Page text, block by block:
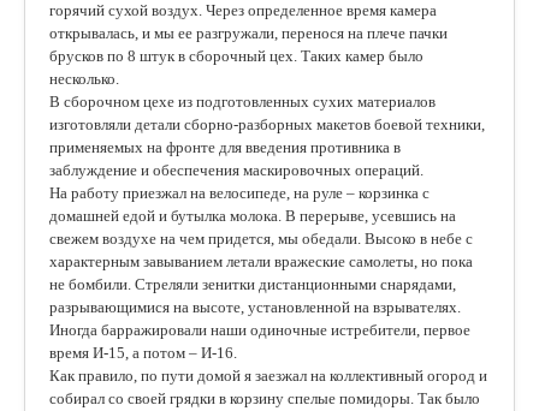
горячий сухой воздух. Через определенное время камера
открывалась, и мы ее разгружали, перенося на плече пачки
брусков по 8 штук в сборочный цех. Таких камер было
несколько.
В сборочном цехе из подготовленных сухих материалов
изготовляли детали сборно-разборных макетов боевой техники,
применяемых на фронте для введения противника в
заблуждение и обеспечения маскировочных операций.
На работу приезжал на велосипеде, на руле – корзинка с
домашней едой и бутылка молока. В перерыве, усевшись на
свежем воздухе на чем придется, мы обедали. Высоко в небе с
характерным завыванием летали вражеские самолеты, но пока
не бомбили. Стреляли зенитки дистанционными снарядами,
разрывающимися на высоте, установленной на взрывателях.
Иногда барражировали наши одиночные истребители, первое
время И-15, а потом – И-16.
Как правило, по пути домой я заезжал на коллективный огород и
собирал со своей грядки в корзину спелые помидоры. Так было